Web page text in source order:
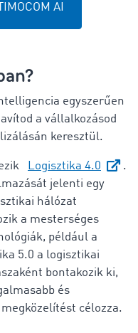
AI
egyszerűen
a vállalkozásod
keresztül.
Logisztika 4.0
.
jelenti egy
hálózat
a mesterséges
például a
5.0 a logisztikai
bontakozik ki,
és
célozza.